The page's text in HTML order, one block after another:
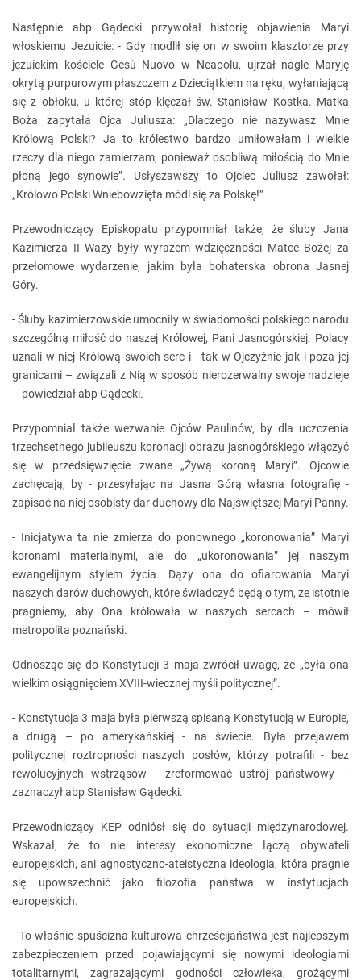
Następnie abp Gądecki przywołał historię objawienia Maryi
włoskiemu Jezuicie: - Gdy modlił się on w swoim klasztorze przy
jezuickim kościele Gesù Nuovo w Neapolu, ujrzał nagle Maryję
okrytą purpurowym płaszczem z Dzieciątkiem na ręku, wyłaniającą
się z obłoku, u której stóp klęczał św. Stanisław Kostka. Matka
Boża zapytała Ojca Juliusza: „Dlaczego nie nazywasz Mnie
Królową Polski? Ja to królestwo bardzo umiłowałam i wielkie
rzeczy dla niego zamierzam, ponieważ osobliwą miłością do Mnie
płoną jego synowie”. Usłyszawszy to Ojciec Juliusz zawołał:
„Królowo Polski Wniebowzięta módl się za Polskę!”
Przewodniczący Episkopatu przypomniał także, że śluby Jana
Kazimierza II Wazy były wyrazem wdzięczności Matce Bożej za
przełomowe wydarzenie, jakim była bohaterska obrona Jasnej
Góry.
- Śluby kazimierzowskie umocniły w świadomości polskiego narodu
szczególną miłość do naszej Królowej, Pani Jasnogórskiej. Polacy
uznali w niej Królową swoich serc i - tak w Ojczyźnie jak i poza jej
granicami – związali z Nią w sposób nierozerwalny swoje nadzieje
– powiedział abp Gądecki.
Przypomniał także wezwanie Ojców Paulinów, by dla uczczenia
trzechsetnego jubileuszu koronacji obrazu jasnogórskiego włączyć
się w przedsięwzięcie zwane „Żywą koroną Maryi”. Ojcowie
zachęcają, by - przesyłając na Jasna Górą własna fotografię -
zapisać na niej osobisty dar duchowy dla Najświętszej Maryi Panny.
- Inicjatywa ta nie zmierza do ponownego „koronowania” Maryi
koronami materialnymi, ale do „ukoronowania” jej naszym
ewangelijnym stylem życia. Dąży ona do ofiarowania Maryi
naszych darów duchowych, które świadczyć będą o tym, że istotnie
pragniemy, aby Ona królowała w naszych sercach – mówił
metropolita poznański.
Odnosząc się do Konstytucji 3 maja zwrócił uwagę, że „była ona
wielkim osiągnięciem XVIII-wiecznej myśli politycznej”.
- Konstytucja 3 maja była pierwszą spisaną Konstytucją w Europie,
a drugą – po amerykańskiej - na świecie. Była przejawem
politycznej roztropności naszych posłów, którzy potrafili - bez
rewolucyjnych wstrząsów - zreformować ustrój państwowy –
zaznaczył abp Stanisław Gądecki.
Przewodniczący KEP odniósł się do sytuacji międzynarodowej.
Wskazał, że to nie interesy ekonomiczne łączą obywateli
europejskich, ani agnostyczno-ateistyczna ideologia, która pragnie
się upowszechnić jako filozofia państwa w instytucjach
europejskich.
- To właśnie spuścizna kulturowa chrześcijaństwa jest najlepszym
zabezpieczeniem przed pojawiającymi się nowymi ideologiami
totalitarnymi, zagrażającymi godności człowieka, grożącymi